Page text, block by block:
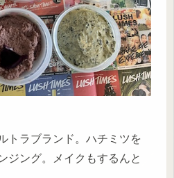
トラブランド。ハチミツを
ジング。メイクもするんと